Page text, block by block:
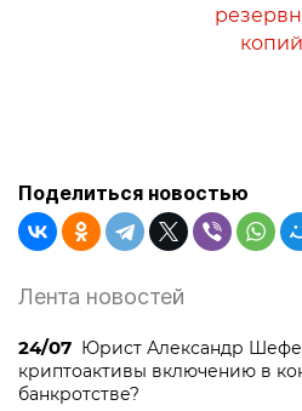
копий
Поделиться новостью
Лента новостей
24/07 Юрист Александр
криптоактивы включению в
банкротстве?